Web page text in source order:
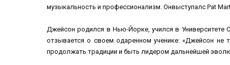
музыкальность и профессионализм. Онвыступалс Pat
Джейсон родился в Нью-Йорке, учился в Университете
отзывается о своем одаренном ученике: «Джейсон не
продолжать традиции и быть лидером дальнейшей